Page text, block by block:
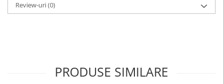
Review-uri(0)
PRODUSE SIMILARE